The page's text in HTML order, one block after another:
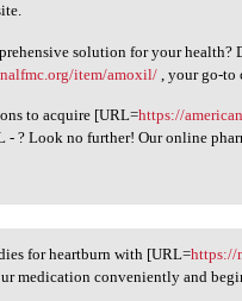
solution for your health?
item/amoxil/ , your go-
to acquire [URL=https://
? Look no further! Our online
for heartburn with [URL=https://
medication conveniently and